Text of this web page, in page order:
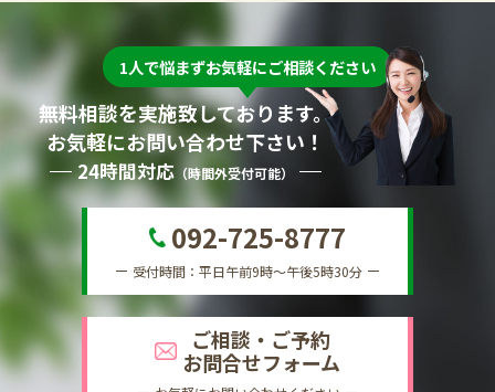
1人で悩まずお気軽にご相談ください
無料相談を実施致しております。
お気軽にお問い合わせ下さい！
24時間対応（時間外受付可能）
092-725-8777
受付時間：平日午前9時～午後5時30分
ご相談・ご予約
お問合せフォーム